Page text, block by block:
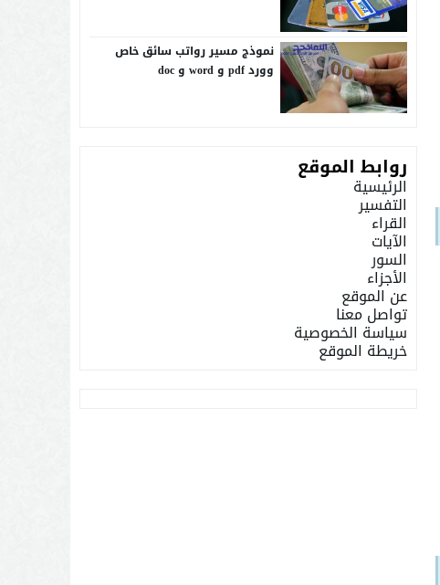
نموذج مسير رواتب سائق خاص
وورد pdf و word و doc
روابط الموقع
الرئيسية
التفسير
القراء
الآيات
السور
الأجزاء
عن الموقع
تواصل معنا
سياسة الخصوصية
خريطة الموقع